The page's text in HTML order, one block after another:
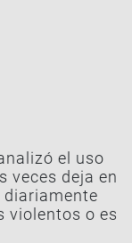
el uso
veces deja en
diariamente
violentos o es